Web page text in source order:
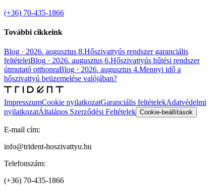
(+36) 70-435-1866
További cikkeink
Blog · 2026. augusztus 8.Hőszivattyús rendszer garanciális
feltételeiBlog · 2026. augusztus 6.Hőszivattyús hűtési rendszer
útmutató otthonraBlog · 2026. augusztus 4.Mennyi idő a
hőszivattyú beüzemelése valójában?
ImpresszumCookie nyilatkozatGaranciális feltételekAdatvédelmi
nyilatkozatÁltalános Szerződési Feltételek Cookie-beállítások
E-mail cím:
info@trident-hoszivattyu.hu
Telefonszám:
(+36) 70-435-1866